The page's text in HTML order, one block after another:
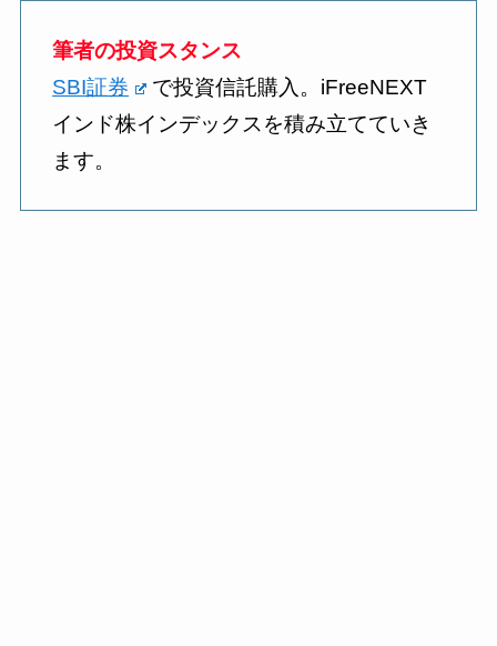
筆者の投資スタンス
SBI証券
で投資信託購入。iFreeNEXT
インド株インデックスを積み立てていき
ます。